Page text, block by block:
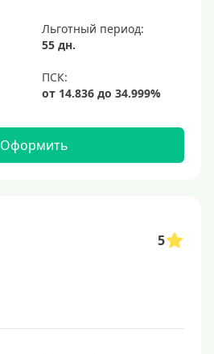
Льготный период:
55 дн.
Оформить
5